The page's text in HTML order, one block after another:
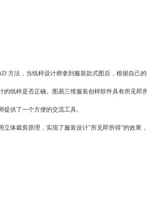
方法，当纸样设计师拿到服装款式图后，根据自己
的纸样是否正确。图易三维服装创样软件具有所见即
供了一个方便的交流工具。
体裁剪原理，实现了服装设计"所见即所得"的效果